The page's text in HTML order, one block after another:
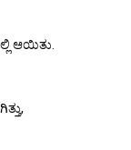
ಆಯಿತು.